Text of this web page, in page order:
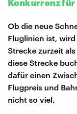
Konkurrenz
Ob die neue
Fluglinien ist,
Strecke zurzeit
diese Strecke
dafür einen
Flugpreis und
nicht so viel.